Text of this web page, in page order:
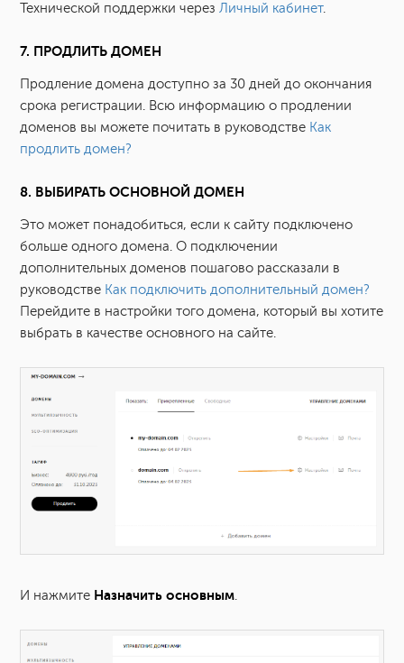
Технической поддержки черезЛичный кабинет.
7. ПРОДЛИТЬ ДОМЕН
Продление домена доступно за 30 дней до окончания
срока регистрации. Всю информацию о продлении
доменов вы можете почитать в руководстве Как
продлить домен?
8. ВЫБИРАТЬ ОСНОВНОЙ ДОМЕН
Это может понадобиться, если к сайту подключено
больше одного домена. О подключении
дополнительных доменов пошагово рассказали в
руководстве Как подключить дополнительный домен?
Перейдите в настройки того домена, который вы хотите
выбрать в качестве основного на сайте.
И нажмите Назначить основным.